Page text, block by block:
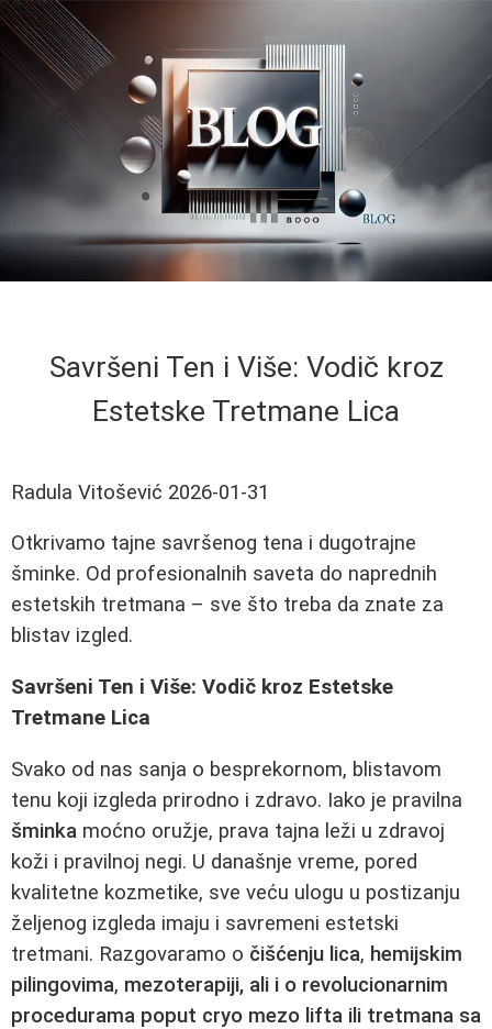
Savršeni Ten i Više: Vodič kroz
Estetske Tretmane Lica
Radula Vitošević 2026-01-31
Otkrivamo tajne savršenog tena i dugotrajne
šminke. Od profesionalnih saveta do naprednih
estetskih tretmana – sve što treba da znate za
blistav izgled.
Savršeni Ten i Više: Vodič kroz Estetske
Tretmane Lica
Svako od nas sanja o besprekornom, blistavom
tenu koji izgleda prirodno i zdravo. Iako je pravilna
šminka moćno oružje, prava tajna leži u zdravoj
koži i pravilnoj negi. U današnje vreme, pored
kvalitetne kozmetike, sve veću ulogu u postizanju
željenog izgleda imaju i savremeni estetski
tretmani. Razgovaramo o čišćenju lica, hemijskim
pilingovima, mezoterapiji, ali i o revolucionarnim
procedurama poput cryo mezo lifta ili tretmana sa